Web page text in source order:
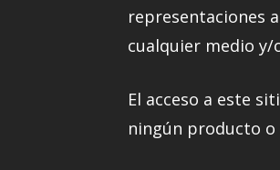
representaciones
cualquier medio
El acceso a este
ningún producto o